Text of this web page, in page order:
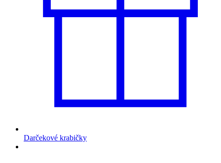
Darčekové krabičky